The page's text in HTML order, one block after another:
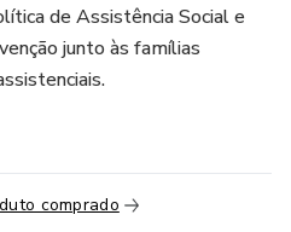
de Assistência Social e
junto às famílias
comprado